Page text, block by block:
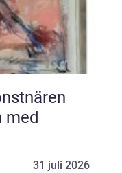
med
31 juli 2026